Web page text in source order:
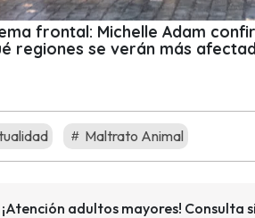
frontal: Michelle Adam
regiones se verán más
Maltrato Animal
¡Atención adultos mayores! Consulta